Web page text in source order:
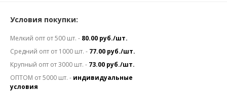
Условия покупки:
Мелкий опт от 500 шт. - 80.00 руб./шт.
Средний опт от 1000 шт. - 77.00 руб./шт.
Крупный опт от 3000 шт. - 73.00 руб./шт.
ОПТОМ от 5000 шт. - индивидуальные
условия